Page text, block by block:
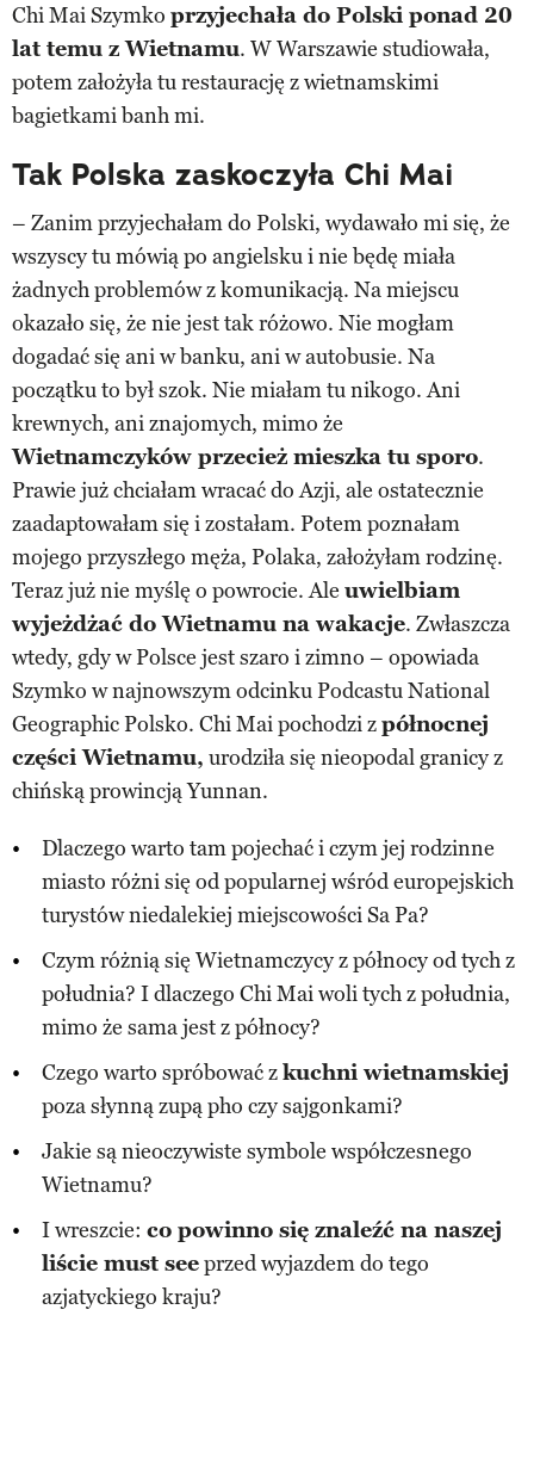
Chi Mai Szymko przyjechała do Polski ponad 20
lat temu z Wietnamu. W Warszawie studiowała,
potem założyła tu restaurację z wietnamskimi
bagietkami banh mi.
Tak Polska zaskoczyła Chi Mai
– Zanim przyjechałam do Polski, wydawało mi się, że
wszyscy tu mówią po angielsku i nie będę miała
żadnych problemów z komunikacją. Na miejscu
okazało się, że nie jest tak różowo. Nie mogłam
dogadać się ani w banku, ani w autobusie. Na
początku to był szok. Nie miałam tu nikogo. Ani
krewnych, ani znajomych, mimo że
Wietnamczyków przecież mieszka tu sporo.
Prawie już chciałam wracać do Azji, ale ostatecznie
zaadaptowałam się i zostałam. Potem poznałam
mojego przyszłego męża, Polaka, założyłam rodzinę.
Teraz już nie myślę o powrocie. Ale uwielbiam
wyjeżdżać do Wietnamu na wakacje. Zwłaszcza
wtedy, gdy w Polsce jest szaro i zimno – opowiada
Szymko w najnowszym odcinku Podcastu National
Geographic Polsko. Chi Mai pochodzi zpółnocnej
części Wietnamu, urodziła się nieopodal granicy z
chińską prowincją Yunnan.
Dlaczego warto tam pojechać i czym jej rodzinne
miasto różni się od popularnej wśród europejskich
turystów niedalekiej miejscowości Sa Pa?
Czym różnią się Wietnamczycy z północy od tych z
południa? I dlaczego Chi Mai woli tych z południa,
mimo że sama jest z północy?
Czego warto spróbować zkuchni wietnamskiej
poza słynną zupą pho czy sajgonkami?
Jakie są nieoczywiste symbole współczesnego
Wietnamu?
I wreszcie: co powinno się znaleźć na naszej
liście must seeprzed wyjazdem do tego
azjatyckiego kraju?